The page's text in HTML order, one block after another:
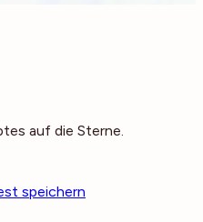
auf die Sterne.
speichern